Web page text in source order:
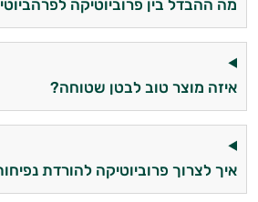
מה ההבדל בין פרוביוטיקה
איזה מוצר טוב לבטן שטוחה?
איך לצרוך פרוביוטיקה להורדת